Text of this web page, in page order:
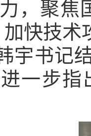
，聚焦
加快技术
宇书记
一步